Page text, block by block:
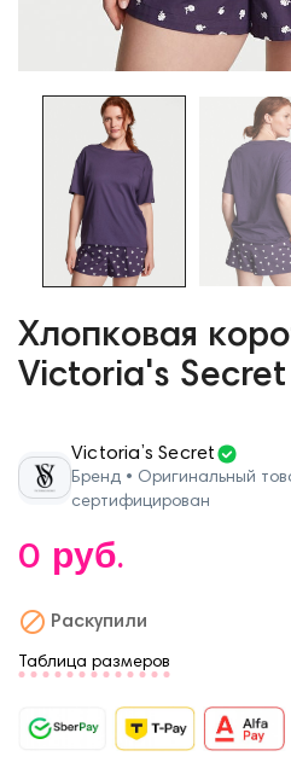
Хлопковая
Victoria's Secret
Victoria’s Secret
Бренд • Оригинальный
сертифицирован
0 руб.
 Раскупили
Таблица размеров